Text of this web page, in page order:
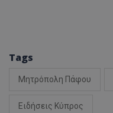
Tags
Μητρόπολη Πάφου
Ειδήσεις Κύπρος